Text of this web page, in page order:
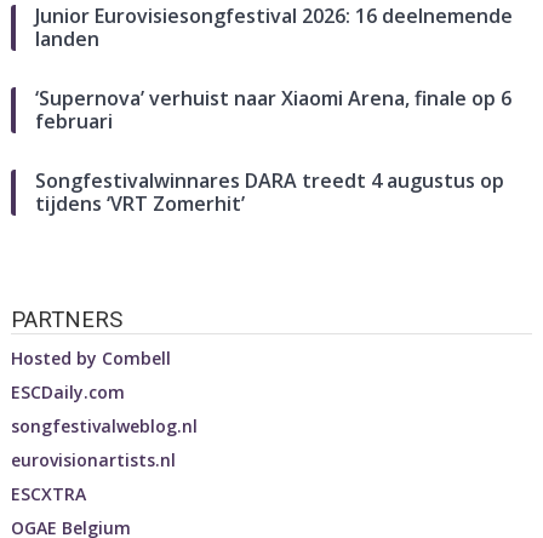
Junior Eurovisiesongfestival 2026: 16 deelnemende
landen
‘Supernova’ verhuist naar Xiaomi Arena, finale op 6
februari
Songfestivalwinnares DARA treedt 4 augustus op
tijdens ‘VRT Zomerhit’
PARTNERS
Hosted by Combell
ESCDaily.com
songfestivalweblog.nl
eurovisionartists.nl
ESCXTRA
OGAE Belgium